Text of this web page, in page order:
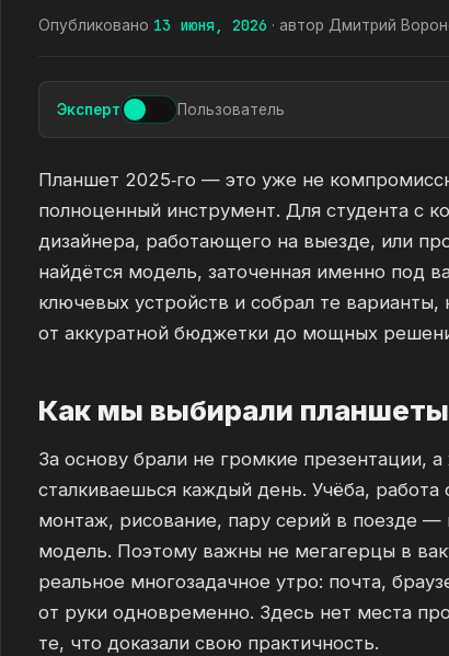
Опубликовано 13 июня, 2026 · автор Дмитрий
Эксперт Пользователь
Планшет 2025‑го — это уже не
полноценный инструмент. Для студента с
дизайнера, работающего на выезде, или
найдётся модель, заточенная именно под
ключевых устройств и собрал те
от аккуратной бюджетки до мощных
Как мы выбирали планшеты
За основу брали не громкие презентации,
сталкиваешься каждый день. Учёба,
монтаж, рисование, пару серий в поезде —
модель. Поэтому важны не мегагерцы в
реальное многозадачное утро: почта,
от руки одновременно. Здесь нет места
те, что доказали свою практичность.